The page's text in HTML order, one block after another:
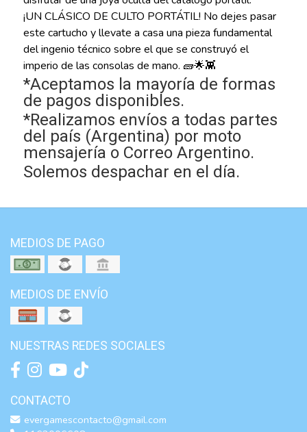
¡UN CLÁSICO DE CULTO PORTÁTIL! No dejes pasar
este cartucho y llevate a casa una pieza fundamental
del ingenio técnico sobre el que se construyó el
imperio de las consolas de mano. 🧱🌟👾
*Aceptamos la mayoría de formas
de pagos disponibles.
*Realizamos envíos a todas partes
del país (Argentina) por moto
mensajería o Correo Argentino.
Solemos despachar en el día.
MEDIOS DE PAGO
MEDIOS DE ENVÍO
NUESTRAS REDES SOCIALES
CONTACTO
evergamescontacto@gmail.com